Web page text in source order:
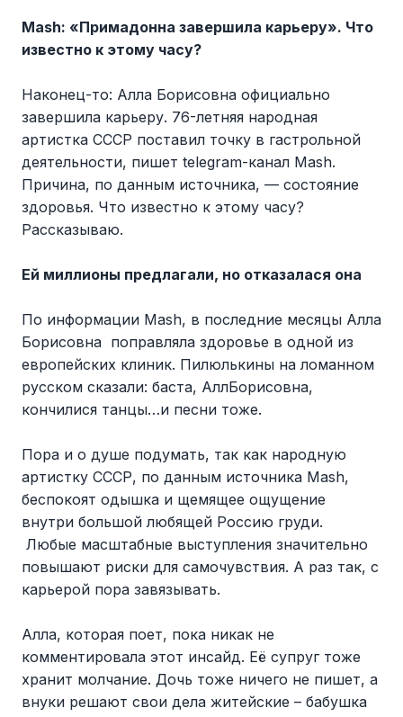
Mash: «Примадонна завершила карьеру». Что
известно к этому часу?
Наконец-то: Алла Борисовна официально
завершила карьеру. 76-летняя народная
артистка СССР поставил точку в гастрольной
деятельности, пишет telegram-канал Mash.
Причина, по данным источника, — состояние
здоровья. Что известно к этому часу?
Рассказываю.
Ей миллионы предлагали, но отказалася она
По информации Mash, в последние месяцы Алла
Борисовна поправляла здоровье в одной из
европейских клиник. Пилюлькины на ломанном
русском сказали: баста, АллБорисовна,
кончилися танцы…и песни тоже.
Пора и о душе подумать, так как народную
артистку СССР, по данным источника Mash,
беспокоят одышка и щемящее ощущение
внутри большой любящей Россию груди.
Любые масштабные выступления значительно
повышают риски для самочувствия. А раз так, с
карьерой пора завязывать.
Алла, которая поет, пока никак не
комментировала этот инсайд. Её супруг тоже
хранит молчание. Дочь тоже ничего не пишет, а
внуки решают свои дела житейские – бабушка